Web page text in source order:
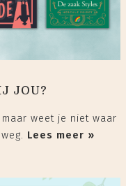
JOU?
weet je niet waar
Lees meer »